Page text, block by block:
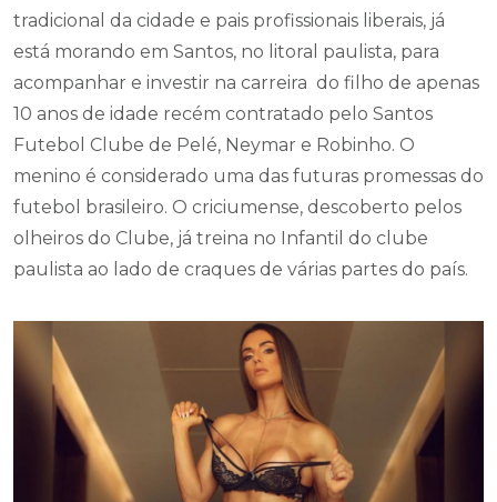
tradicional da cidade e pais profissionais liberais, já
está morando em Santos, no litoral paulista, para
acompanhar e investir na carreira do filho de apenas
10 anos de idade recém contratado pelo Santos
Futebol Clube de Pelé, Neymar e Robinho. O
menino é considerado uma das futuras promessas do
futebol brasileiro. O criciumense, descoberto pelos
olheiros do Clube, já treina no Infantil do clube
paulista ao lado de craques de várias partes do país.